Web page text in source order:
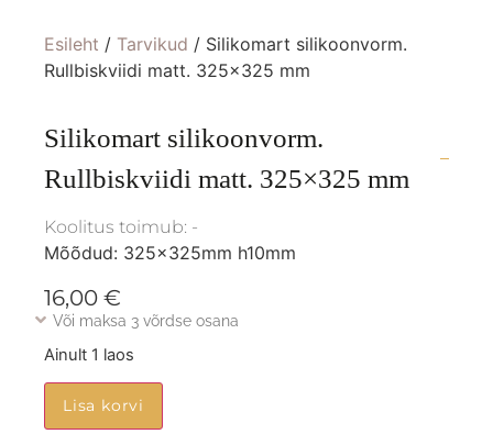
Esileht / Tarvikud / Silikomart silikoonvorm.
Rullbiskviidi matt. 325×325 mm
Silikomart silikoonvorm.
Rullbiskviidi matt. 325×325 mm
Koolitus toimub: -
Mõõdud: 325x325mm h10mm
16,00 €
Või maksa 3 võrdse osana
Ainult 1 laos
Lisa korvi